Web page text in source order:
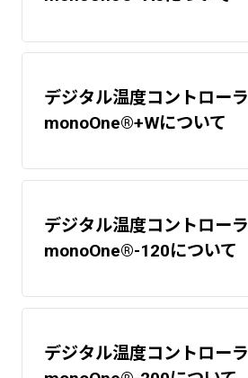
度コントローラ)
リコーンコードヒーター
度コントローラ)
度コントローラ)
デジタル温度コントローラ
monoOne®+Wについて
デジタル温度コントローラ
monoOne®-120について
デジタル温度コントローラ